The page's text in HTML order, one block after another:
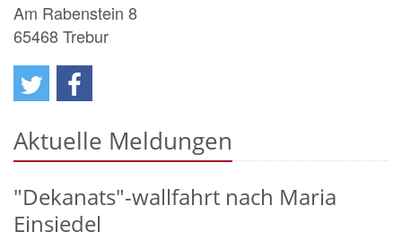
Am Rabenstein 8
65468Trebur
Aktuelle Meldungen
"Dekanats"-wallfahrt nach Maria
Einsiedel